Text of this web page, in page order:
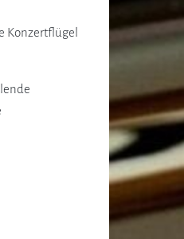
Konzertflügel